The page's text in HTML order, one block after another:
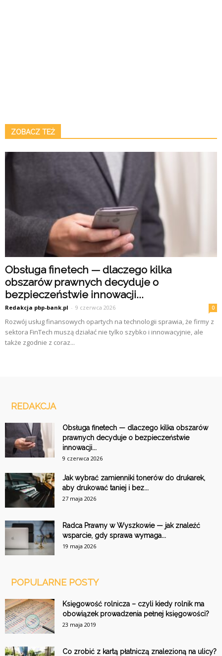
ZOBACZ TEŻ
Obsługa finetech — dlaczego kilka
obszarów prawnych decyduje o
bezpieczeństwie innowacji...
Redakcja pbp-bank.pl - 9 czerwca 2026 0
Rozwój usług finansowych opartych na technologii sprawia, że firmy z
sektora FinTech muszą działać nie tylko szybko i innowacyjnie, ale
także zgodnie z coraz...
REDAKCJA
Obsługa finetech — dlaczego kilka obszarów
prawnych decyduje o bezpieczeństwie
innowacji...
9 czerwca 2026
Jak wybrać zamienniki tonerów do drukarek,
aby drukować taniej i bez...
27 maja 2026
Radca Prawny w Wyszkowie — jak znaleźć
wsparcie, gdy sprawa wymaga...
19 maja 2026
POPULARNE POSTY
Księgowość rolnicza – czyli kiedy rolnik ma
obowiązek prowadzenia pełnej księgowości?
23 maja 2019
Co zrobić z kartą płatniczą znalezioną na ulicy?